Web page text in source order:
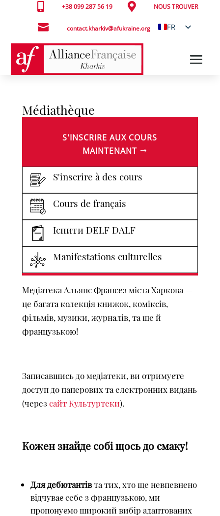
 +38 099 287 56 19  NOUS TROUVER
 contact.kharkiv@afukraine.org
FR
Médiathèque
S'INSCRIRE AUX COURS
MAINTENANT
S'inscrire à des cours
Cours de français
Іспити DELF DALF
Manifestations culturelles
Медіатека Альянс Франсез міста Харкова —
це багата колекція книжок, коміксів,
фільмів, музики, журналів, та ще й
французькою!
Записавшись до медіатеки, ви отримуєте
доступ до паперових та електронних видань
(черезсайт Культуртеки).
Кожен знайде собі щось до смаку!
Для дебютантівта тих, хто ще невпевнено
відчуває себе з французькою, ми
пропонуємо широкий вибір адаптованих